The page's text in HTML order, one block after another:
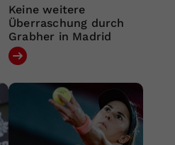
Keine weitere
Überraschung durch
Grabher in Madrid